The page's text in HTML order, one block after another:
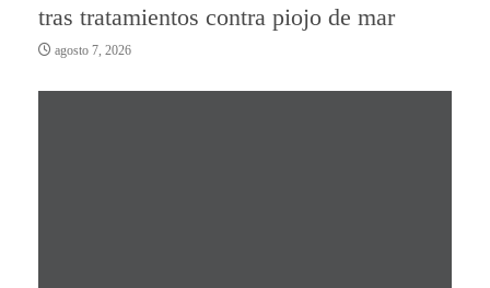
tras tratamientos contra piojo de mar
agosto 7, 2026